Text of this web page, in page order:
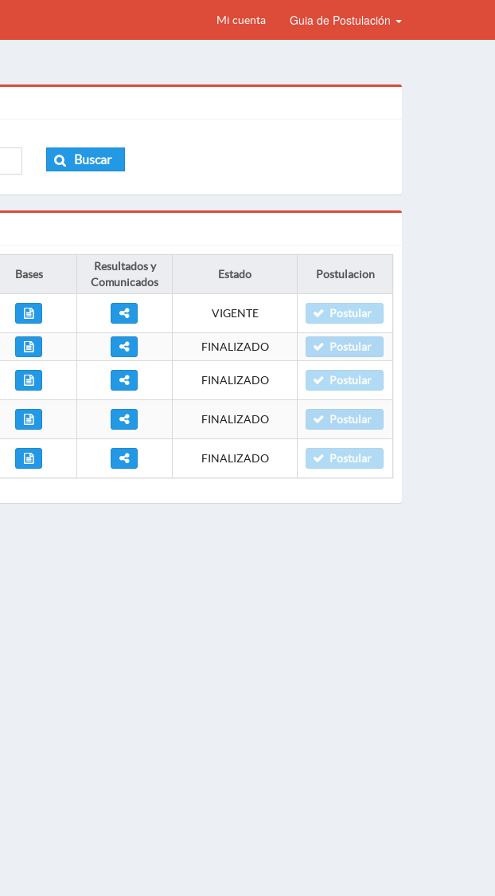
Mi cuenta Guia de Postulación
Buscar
Bases
Resultados y
Comunicados
Estado Postulacion
VIGENTE Postular
FINALIZADO Postular
FINALIZADO Postular
FINALIZADO Postular
FINALIZADO Postular